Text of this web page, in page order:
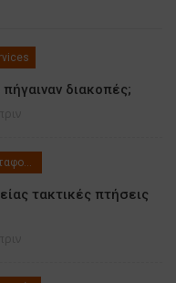
διακοπές;
τακτικές πτήσεις